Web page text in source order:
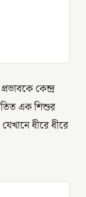
কেন্দ্র
এক শিশুর
ধীরে ধীরে